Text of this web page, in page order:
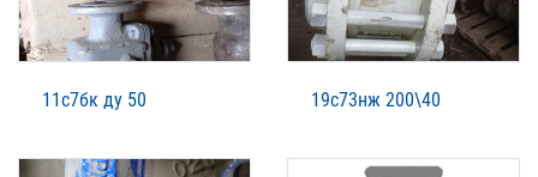
11с7бк ду 50 19с73нж 200\40